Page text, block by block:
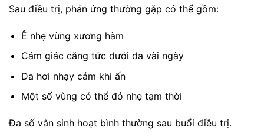
Sau điều trị, phản ứng thường gặp có thể gồm:
Ê nhẹ vùng xương hàm
Cảm giác căng tức dưới da vài ngày
Da hơi nhạy cảm khi ấn
Một số vùng có thể đỏ nhẹ tạm thời
Đa số vẫn sinh hoạt bình thường sau buổi điều trị.